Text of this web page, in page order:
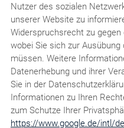
Nutzer des sozialen
unserer Website zu
Widerspruchsrecht zu
wobei Sie sich zur
müssen. Weitere
Datenerhebung und ihrer
Sie in der
Informationen zu Ihren
zum Schutze Ihrer
https://www.google.de/intl/